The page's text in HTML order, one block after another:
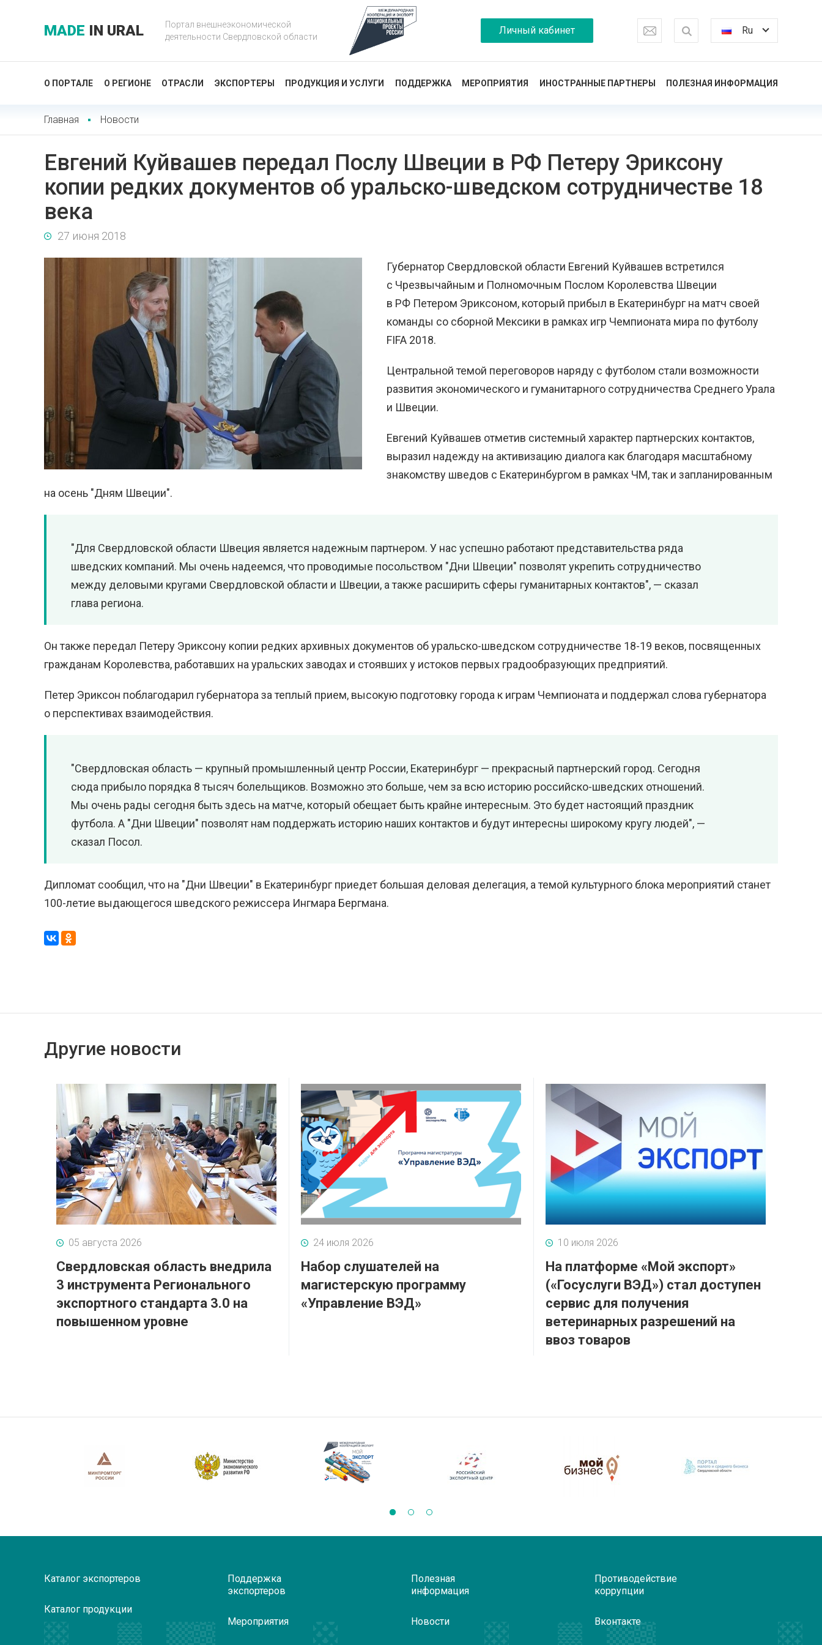
MADE IN URAL
Портал внешнеэкономической
деятельности Свердловской области
Личный кабинет Ru
О ПОРТАЛЕ О РЕГИОНЕ ОТРАСЛИ ЭКСПОРТЕРЫ ПРОДУКЦИЯ И УСЛУГИ ПОДДЕРЖКА МЕРОПРИЯТИЯ ИНОСТРАННЫЕ ПАРТНЕРЫ ПОЛЕЗНАЯ ИНФОРМАЦИЯ
Главная Новости
Евгений Куйвашев передал Послу Швеции в РФ Петеру Эриксону
копии редких документов об уральско-шведском сотрудничестве 18
века
27 июня 2018
Губернатор Свердловской области Евгений Куйвашев встретился
с Чрезвычайным и Полномочным Послом Королевства Швеции
в РФ Петером Эриксоном, который прибыл в Екатеринбург на матч своей
команды со сборной Мексики в рамках игр Чемпионата мира по футболу
FIFA 2018.
Центральной темой переговоров наряду с футболом стали возможности
развития экономического и гуманитарного сотрудничества Среднего Урала
и Швеции.
Евгений Куйвашев отметив системный характер партнерских контактов,
выразил надежду на активизацию диалога как благодаря масштабному
знакомству шведов с Екатеринбургом в рамках ЧМ, так и запланированным
на осень "Дням Швеции".
"Для Свердловской области Швеция является надежным партнером. У нас успешно работают представительства ряда
шведских компаний. Мы очень надеемся, что проводимые посольством "Дни Швеции" позволят укрепить сотрудничество
между деловыми кругами Свердловской области и Швеции, а также расширить сферы гуманитарных контактов", — сказал
глава региона.
Он также передал Петеру Эриксону копии редких архивных документов об уральско-шведском сотрудничестве 18-19 веков, посвященных
гражданам Королевства, работавших на уральских заводах и стоявших у истоков первых градообразующих предприятий.
Петер Эриксон поблагодарил губернатора за теплый прием, высокую подготовку города к играм Чемпионата и поддержал слова губернатора
о перспективах взаимодействия.
"Свердловская область — крупный промышленный центр России, Екатеринбург — прекрасный партнерский город. Сегодня
сюда прибыло порядка 8 тысяч болельщиков. Возможно это больше, чем за всю историю российско-шведских отношений.
Мы очень рады сегодня быть здесь на матче, который обещает быть крайне интересным. Это будет настоящий праздник
футбола. А "Дни Швеции" позволят нам поддержать историю наших контактов и будут интересны широкому кругу людей", —
сказал Посол.
Дипломат сообщил, что на "Дни Швеции" в Екатеринбург приедет большая деловая делегация, а темой культурного блока мероприятий станет
100-летие выдающегося шведского режиссера Ингмара Бергмана.
Другие новости
05 августа 2026
Свердловская область внедрила
3 инструмента Регионального
экспортного стандарта 3.0 на
повышенном уровне
24 июля 2026
Набор слушателей на
магистерскую программу
«Управление ВЭД»
10 июля 2026
На платформе «Мой экспорт»
(«Госуслуги ВЭД») стал доступен
сервис для получения
ветеринарных разрешений на
ввоз товаров
Каталог экспортеров
Каталог продукции
Поддержка
экспортеров
Мероприятия
Полезная
информация
Новости
Противодействие
коррупции
Вконтакте